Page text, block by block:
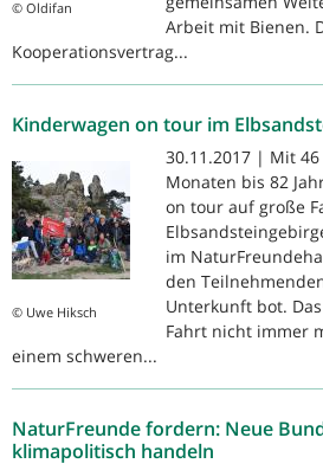
© Oldifan
Arbeit mit Bienen.
Kooperationsvertrag...
Kinderwagen on tour im
© Uwe Hiksch
30.11.2017 | Mit
Monaten bis 82
on tour auf große
im
den
Unterkunft bot.
Fahrt nicht immer
einem schweren...
NaturFreunde fordern: Neue
klimapolitisch handeln